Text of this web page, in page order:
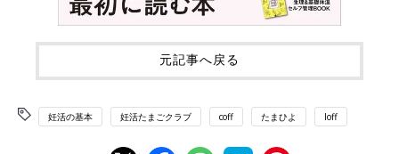
元記事へ戻る
妊活の基本 妊活たまごクラブ coff たまひよ loff